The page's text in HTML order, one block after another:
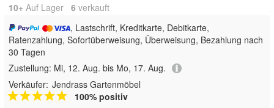
10+ Auf Lager 6 verkauft
, Lastschrift, Kreditkarte, Debitkarte,
Ratenzahlung, Sofortüberweisung, Überweisung, Bezahlung nach
30 Tagen
Zustellung: Mi, 12. Aug. bis Mo, 17. Aug.
Verkäufer: Jendrass Gartenmöbel
100% positiv